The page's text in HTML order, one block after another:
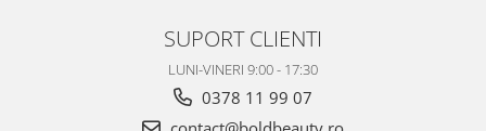
SUPORT CLIENTI
LUNI-VINERI 9:00 - 17:30
0378 11 99 07